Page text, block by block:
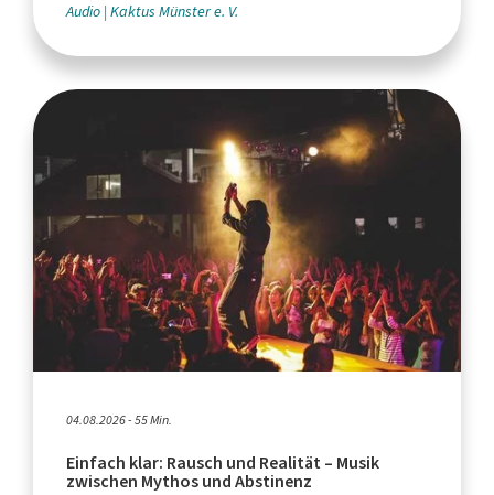
Audio Kaktus Münster e. V.
04.08.2026 - 55 Min.
Einfach klar: Rausch und Realität – Musik
zwischen Mythos und Abstinenz